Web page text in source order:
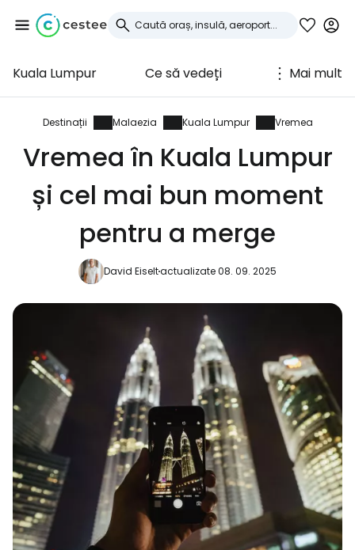
Kuala Lumpur Ce să vedeți Mai mult
Destinații Malaezia Kuala Lumpur Vremea
Vremea în Kuala Lumpur
și cel mai bun moment
pentru a merge
David Eiseltactualizate 08. 09. 2025
Conectați-vă la
Cestee
... comunitatea mondială a călătorilor
Continuați cu Facebook
Continuați cu e-mailul